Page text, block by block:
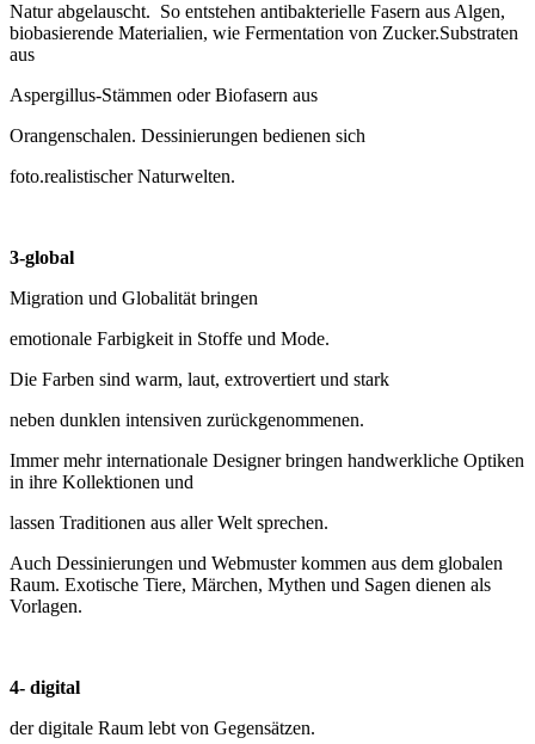
Natur abgelauscht. So entstehen antibakterielle Fasern aus Algen,
biobasierende Materialien, wie Fermentation von Zucker.Substraten
aus
Aspergillus-Stämmen oder Biofasern aus
Orangenschalen. Dessinierungen bedienen sich
foto.realistischer Naturwelten.
3-global
Migration und Globalität bringen
emotionale Farbigkeit in Stoffe und Mode.
Die Farben sind warm, laut, extrovertiert und stark
neben dunklen intensiven zurückgenommenen.
Immer mehr internationale Designer bringen handwerkliche Optiken
in ihre Kollektionen und
lassen Traditionen aus aller Welt sprechen.
Auch Dessinierungen und Webmuster kommen aus dem globalen
Raum. Exotische Tiere, Märchen, Mythen und Sagen dienen als
Vorlagen.
4- digital
der digitale Raum lebt von Gegensätzen.